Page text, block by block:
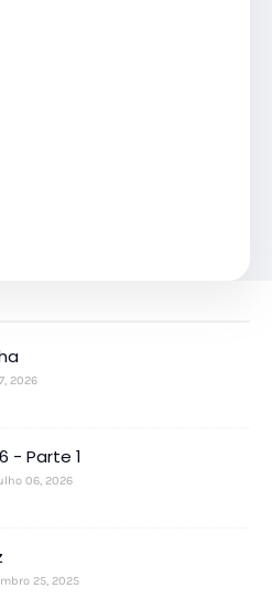
2026
- Parte 1
06, 2026
25, 2025